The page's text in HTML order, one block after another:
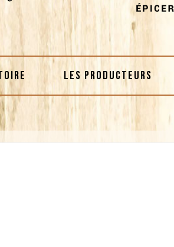
LES PRODUCTEURS